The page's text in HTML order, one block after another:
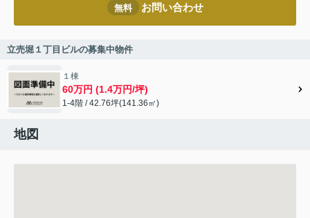
無料 お問い合わせ
立売堀１丁目ビルの募集中物件
１棟
60万円 (1.4万円/坪)
1-4階 / 42.76坪(141.36㎡)
地図